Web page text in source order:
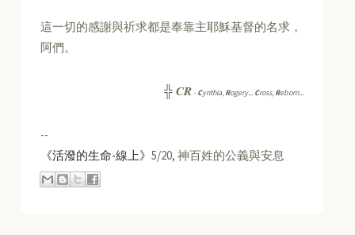
這一切的感謝與祈求都是奉靠主耶穌基督的名求，
阿們。
╬CR -Cynthia, Rogery... Cross, Reborn...
--
《活潑的生命-線上》5/20, 神百姓的公義與安息